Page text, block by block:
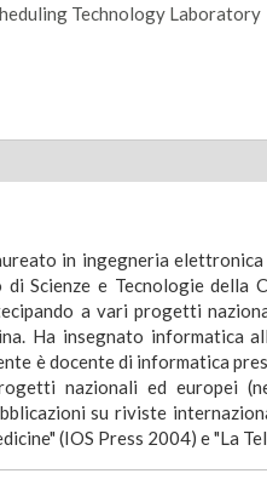
Technology Laboratory
in ingegneria
Scienze e Tecnologie della
a vari progetti
Ha insegnato informatica
è docente di informatica
nazionali ed europei
su riviste
(IOS Press 2004) e "La